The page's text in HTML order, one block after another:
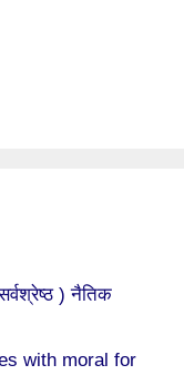
) नैतिक
with moral for